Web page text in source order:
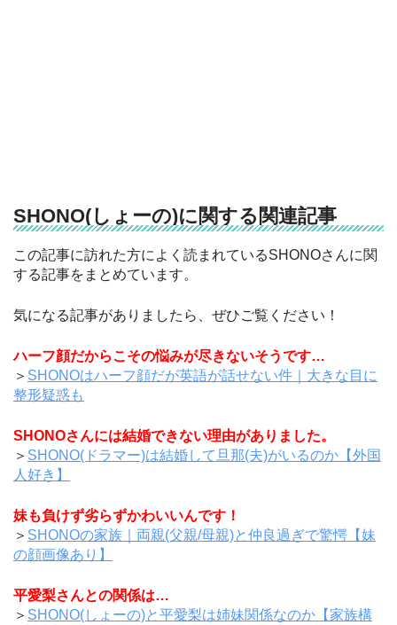
SHONO(しょーの)に関する関連記事
この記事に訪れた方によく読まれているSHONOさんに関
する記事をまとめています。
気になる記事がありましたら、ぜひご覧ください！
ハーフ顔だからこその悩みが尽きないそうです…
＞ SHONOはハーフ顔だが英語が話せない件｜大きな目に
整形疑惑も
SHONOさんには結婚できない理由がありました。
＞ SHONO(ドラマー)は結婚して旦那(夫)がいるのか【外国
人好き】
妹も負けず劣らずかわいいんです！
＞ SHONOの家族｜両親(父親/母親)と仲良過ぎで驚愕【妹
の顔画像あり】
平愛梨さんとの関係は…
＞ SHONO(しょーの)と平愛梨は姉妹関係なのか【家族構